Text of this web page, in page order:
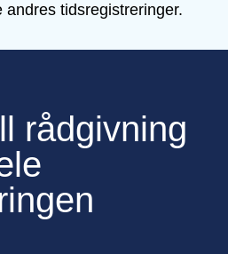
andres tidsregistreringer.
rådgivning